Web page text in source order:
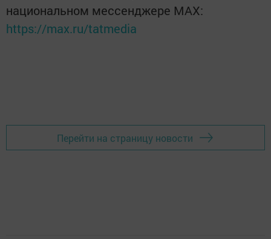
национальном мессенджере MАХ:
https://max.ru/tatmedia
Перейти на страницу новости